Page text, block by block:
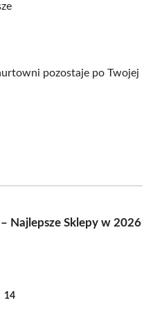
pozostaje po Twojej
Najlepsze Sklepy w 2026
14